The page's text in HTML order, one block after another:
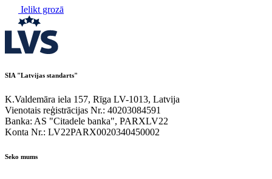
Ielikt grozā
SIA "Latvijas standarts"
K.Valdemāra iela 157, Rīga LV-1013, Latvija
Vienotais reģistrācijas Nr.: 40203084591
Banka: AS "Citadele banka", PARXLV22
Konta Nr.: LV22PARX0020340450002
Seko mums